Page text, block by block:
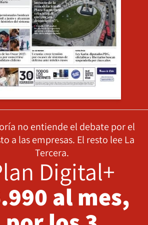
no entiende el debate por el
a las empresas. El resto lee La
Tercera.
Digital+
al mes,